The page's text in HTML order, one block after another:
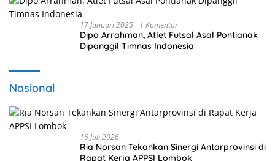
17 Januari 2025 1 Komentar
Dipo Arrahman, Atlet Futsal Asal Pontianak
Dipanggil Timnas Indonesia
Nasional
16 Juli 2026
Ria Norsan Tekankan Sinergi Antarprovinsi di
Rapat Kerja APPSI Lombok